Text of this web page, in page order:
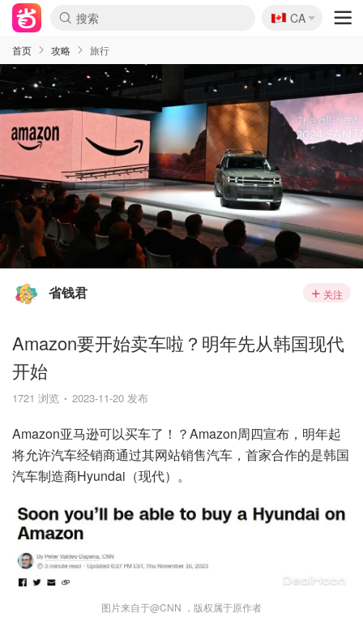
🇨🇦
CA
首页 攻略 旅行
省钱君 关注
Amazon要开始卖车啦？明年先从韩国现代
开始
1721 浏览 2023-11-20 发布
Amazon亚马逊可以买车了！？Amazon周四宣布，明年起
将允许汽车经销商通过其网站销售汽车，首家合作的是韩国
汽车制造商Hyundai（现代）。
图片来自于@CNN ，版权属于原作者